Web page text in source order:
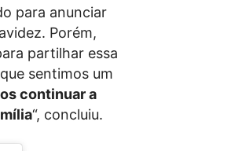
para anunciar
Porém,
partilhar essa
sentimos um
continuar a
“, concluiu.